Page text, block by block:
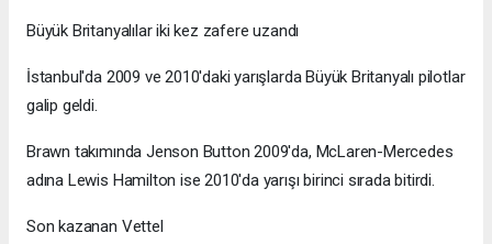
Büyük Britanyalılar iki kez zafere uzandı
İstanbul'da 2009 ve 2010'daki yarışlarda Büyük Britanyalı pilotlar
galip geldi.
Brawn takımında Jenson Button 2009'da, McLaren-Mercedes
adına Lewis Hamilton ise 2010'da yarışı birinci sırada bitirdi.
Son kazanan Vettel